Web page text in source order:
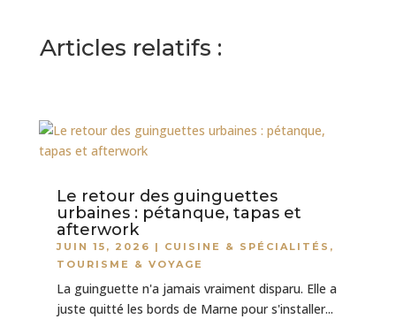
Articles relatifs :
Le retour des guinguettes
urbaines : pétanque, tapas et
afterwork
JUIN 15, 2026 | CUISINE & SPÉCIALITÉS ,
TOURISME & VOYAGE
La guinguette n'a jamais vraiment disparu. Elle a
juste quitté les bords de Marne pour s'installer...